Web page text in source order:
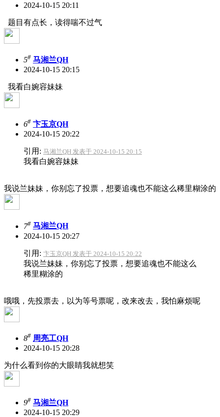
2024-10-15 20:11
题目有点长，读得喘不过气
5# 马湘兰QH
2024-10-15 20:15
我看白婉容妹妹
6# 卞玉京QH
2024-10-15 20:22
引用: 马湘兰QH 发表于 2024-10-15 20:15
我看白婉容妹妹
我说兰妹妹，你别忘了投票，想要追魂也不能这么稀里糊涂的
7# 马湘兰QH
2024-10-15 20:27
引用: 卞玉京QH 发表于 2024-10-15 20:22
我说兰妹妹，你别忘了投票，想要追魂也不能这么
稀里糊涂的
哦哦，先投票去，以为等号票呢，改来改去，我怕麻烦呢
8# 周亮工QH
2024-10-15 20:28
为什么看到你的大眼睛我就想笑
9# 马湘兰QH
2024-10-15 20:29